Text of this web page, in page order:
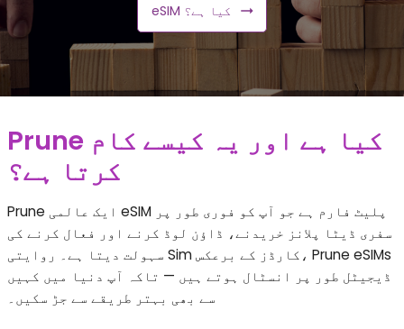
eSIM کیا ہے؟
Prune کیا ہے اور یہ کیسے کام
کرتا ہے؟
Prune ایک عالمی eSIM پلیٹ فارم ہے جو آپ کو فوری طور پر
سفری ڈیٹا پلانز خریدنے، ڈاؤن لوڈ کرنے اور فعال کرنے کی
سہولت دیتا ہے۔ روایتی Sim کارڈز کے برعکس، Prune eSIMs
ڈیجیٹل طور پر انسٹال ہوتے ہیں — تاکہ آپ دنیا میں کہیں
سے بھی بہتر طریقے سے جڑ سکیں۔